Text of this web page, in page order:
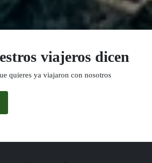
viajeros dicen
quieres ya viajaron con nosotros